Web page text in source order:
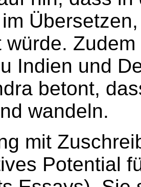
würde.
Indien und
betont,
wandeln.
mit
Potential